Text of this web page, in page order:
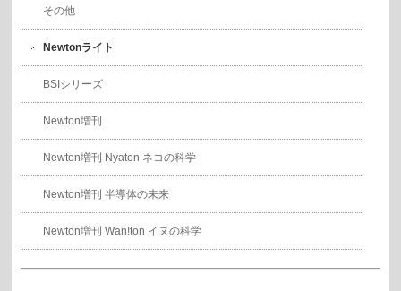
その他
Newtonライト
BSIシリーズ
Newton増刊
Newton増刊 Nyaton ネコの科学
Newton増刊 半導体の未来
Newton増刊 Wan!ton イヌの科学